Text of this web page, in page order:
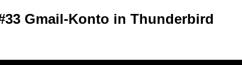
Gmail-Konto in Thunderbird